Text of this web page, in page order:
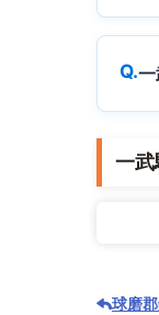
一
球磨